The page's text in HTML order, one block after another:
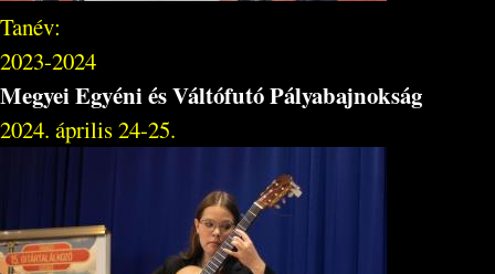
Tanév:
2023-2024
Megyei Egyéni és Váltófutó Pályabajnokság
2024. április 24-25.